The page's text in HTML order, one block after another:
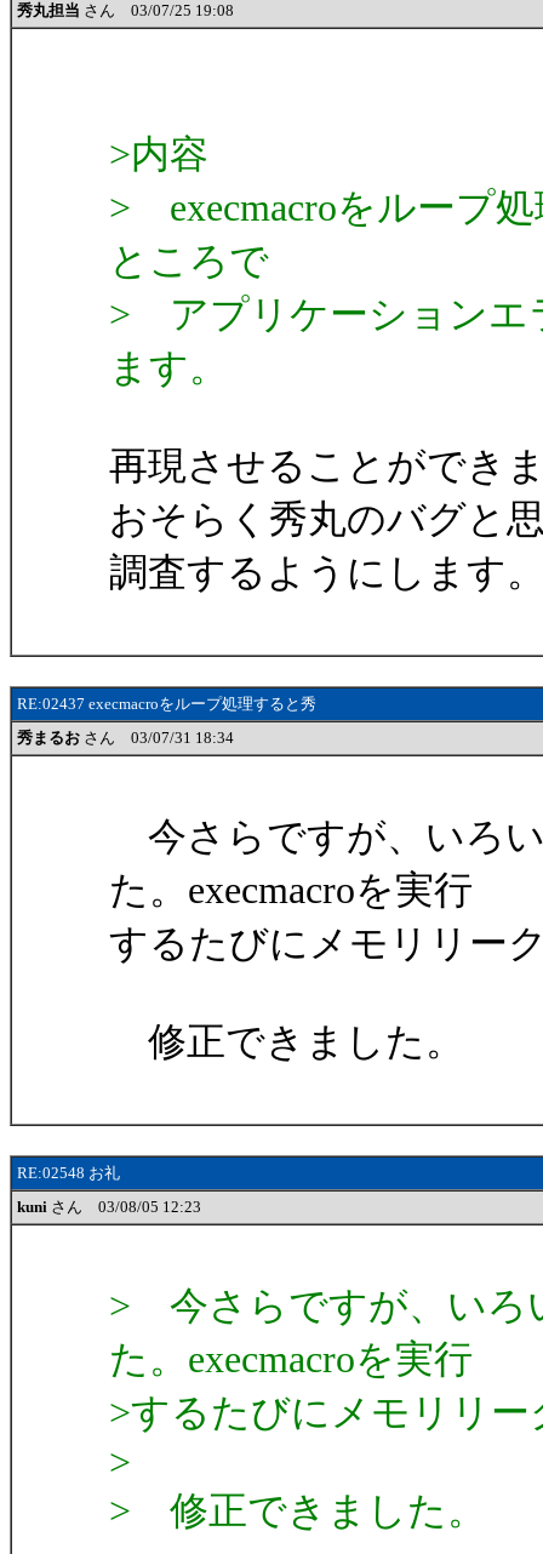
秀丸担当 さん 03/07/25 19:08
>内容
> execmacroをループ
ところで
> アプリケーションエ
ます。
再現させることができ
おそらく秀丸のバグと
調査するようにします
RE:02437 execmacroをループ処理すると秀
秀まるお さん 03/07/31 18:34
今さらですが、いろ
た。execmacroを実行
するたびにメモリリー
修正できました。
RE:02548 お礼
kuni さん 03/08/05 12:23
> 今さらですが、いろ
た。execmacroを実行
>するたびにメモリリ
>
> 修正できました。